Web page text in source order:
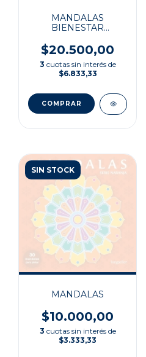
MANDALAS
BIENESTAR
TOLTECAS
$20.500,00
3 cuotas sin interés de
$6.833,33
SIN STOCK
MANDALAS
$10.000,00
3 cuotas sin interés de
$3.333,33